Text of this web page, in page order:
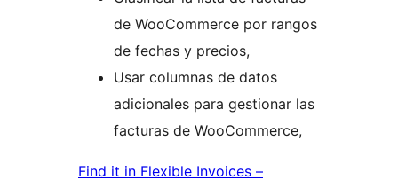
de WooCommerce por rangos
de fechas y precios,
Usar columnas de datos
adicionales para gestionar las
facturas de WooCommerce,
Find it in Flexible Invoices –